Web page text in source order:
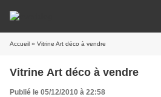
Accueil » Vitrine Art déco à vendre
Vitrine Art déco à vendre
Publié le 05/12/2010 à 22:58